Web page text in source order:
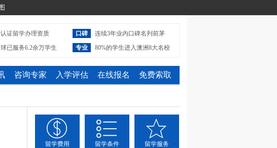
证留学办理资质 口碑
连续3年业内口碑名列前茅
已服务6.2余万学生 专业 80%的学生进入澳洲8大名校
咨询专家 入学评估 在线报名 免费索取
留学费用 留学条件 留学服务